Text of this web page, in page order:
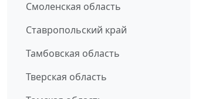
Смоленская область
Ставропольский край
Тамбовская область
Тверская область